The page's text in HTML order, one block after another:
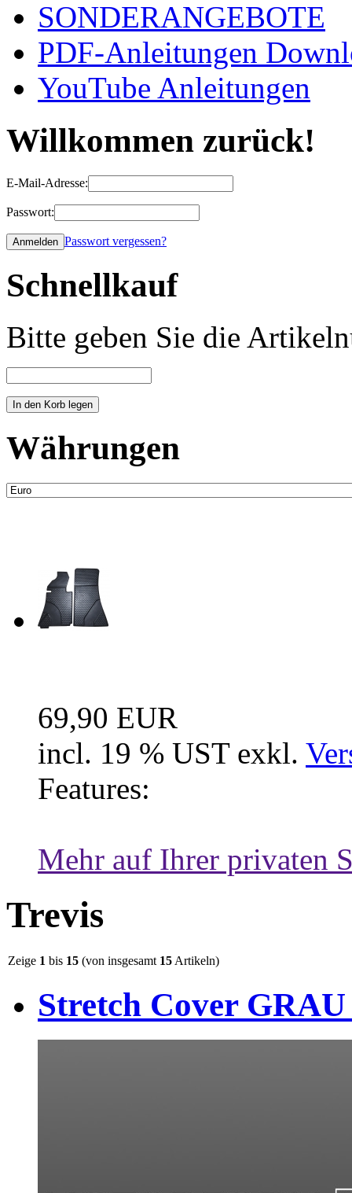
SONDERANGEBOTE
PDF-Anleitungen
YouTube Anleitungen
Willkommen zurück!
E-Mail-Adresse:
Passwort:
Passwort vergessen?
Schnellkauf
Bitte geben Sie die
Währungen
69,90 EUR
incl. 19 % UST exkl.
Features:
Mehr auf Ihrer privaten
Trevis
Zeige 1 bis 15 (von insgesamt 15Artikeln)
Stretch Cover